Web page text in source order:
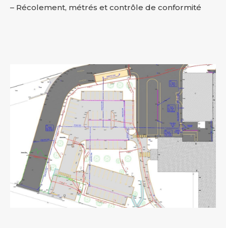
– Récolement, métrés et contrôle de conformité